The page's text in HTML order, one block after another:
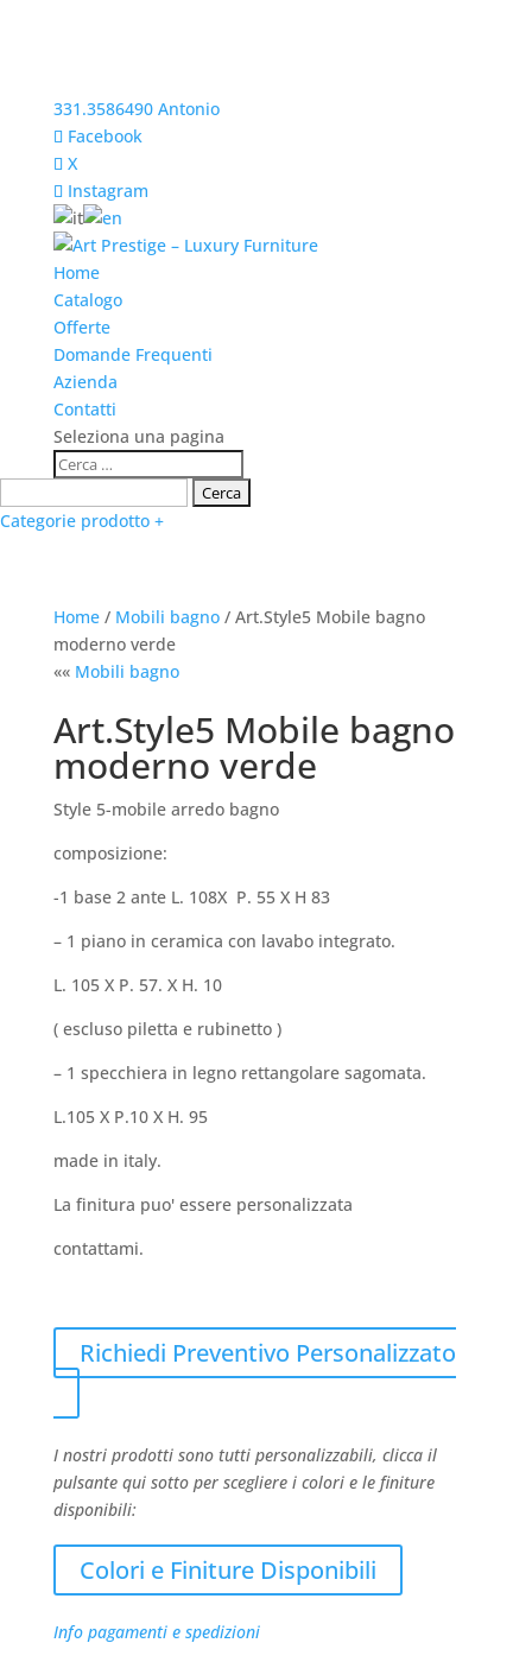
331.3586490 Antonio
Facebook
X
Instagram
Home
Catalogo
Offerte
Domande Frequenti
Azienda
Contatti
Seleziona una pagina
Categorie prodotto +
Home/ Mobili bagno/ Art.Style5 Mobile bagno
moderno verde
«« Mobili bagno
Art.Style5 Mobile bagno
moderno verde
Style 5-mobile arredo bagno
composizione:
-1 base 2 ante L. 108X P. 55 X H 83
– 1 piano in ceramica con lavabo integrato.
L. 105 X P. 57. X H. 10
( escluso piletta e rubinetto )
– 1 specchiera in legno rettangolare sagomata.
L.105 X P.10 X H. 95
made in italy.
La finitura puo' essere personalizzata
contattami.
Richiedi Preventivo Personalizzato
I nostri prodotti sono tutti personalizzabili, clicca il
pulsante qui sotto per scegliere i colori e le finiture
disponibili:
Colori e Finiture Disponibili
Info pagamenti e spedizioni